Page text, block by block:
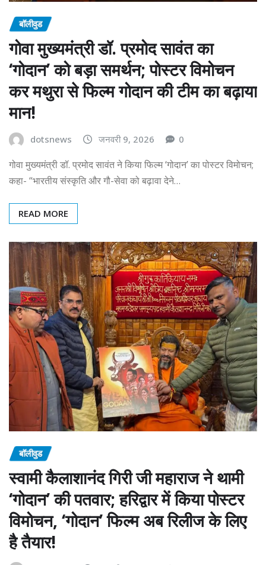
बॉलीवुड
गोवा मुख्यमंत्री डॉ. प्रमोद सावंत का
‘गोदान’ को बड़ा समर्थन; पोस्टर विमोचन
कर मथुरा से फिल्म गोदान की टीम का बढ़ाया
मान!
dotsnews जनवरी 9, 2026 0
गोवा मुख्यमंत्री डॉ. प्रमोद सावंत ने किया फिल्म ‘गोदान’ का पोस्टर विमोचन;
कहा- “भारतीय संस्कृति और गौ-सेवा को बढ़ावा देने…
READ MORE
बॉलीवुड
स्वामी कैलाशानंद गिरी जी महाराज ने थामी
‘गोदान’ की पतवार; हरिद्वार में किया पोस्टर
विमोचन, ‘गोदान’ फिल्म अब रिलीज के लिए
है तैयार!